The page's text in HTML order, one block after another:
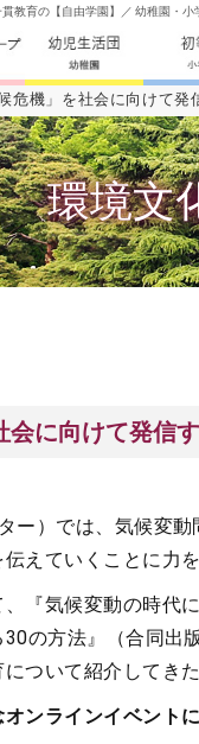
教育の【自由学園】／ 幼稚園・
危機」を社会に向けて発
環境文
会に向けて発信
ー）では、気候変
えていくことに力を
『気候変動の時代
の方法』（合同出
ついて紹介してきた
オンラインイベント